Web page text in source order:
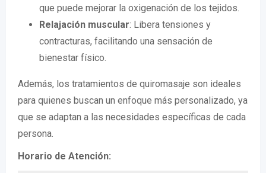
que puede mejorar la oxigenación de los tejidos.
Relajación muscular: Libera tensiones y
contracturas, facilitando una sensación de
bienestar físico.
Además, los tratamientos de quiromasaje son ideales
para quienes buscan un enfoque más personalizado, ya
que se adaptan a las necesidades específicas de cada
persona.
Horario de Atención: